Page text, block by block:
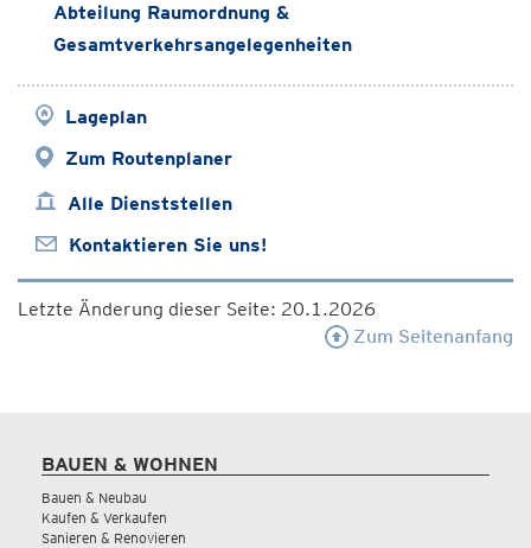
Abteilung Raumordnung &
Gesamtverkehrsangelegenheiten
Lageplan
Zum Routenplaner
Alle Dienststellen
Kontaktieren Sie uns!
Letzte Änderung dieser Seite: 20.1.2026
Zum Seitenanfang
BAUEN & WOHNEN
Bauen & Neubau
Kaufen & Verkaufen
Sanieren & Renovieren